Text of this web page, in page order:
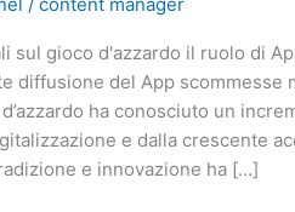
sul gioco d'azzardo il ruolo di
diffusione del App scommesse
ha conosciuto un
e dalla crescente
e innovazione ha […]